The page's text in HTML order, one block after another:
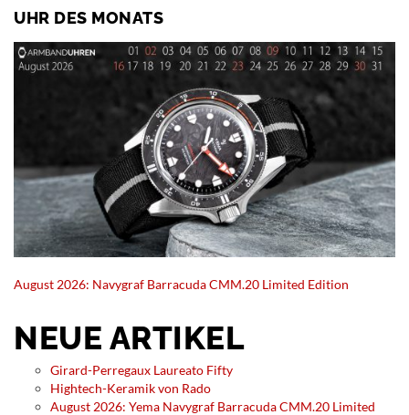
UHR DES MONATS
August 2026: Navygraf Barracuda CMM.20 Limited Edition
NEUE ARTIKEL
Girard-Perregaux Laureato Fifty
Hightech-Keramik von Rado
August 2026: Yema Navygraf Barracuda CMM.20 Limited